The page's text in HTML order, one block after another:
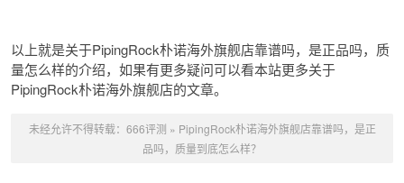
以上就是关于PipingRock朴诺海外旗舰店靠谱吗，是正品吗，质
量怎么样的介绍，如果有更多疑问可以看本站更多关于
PipingRock朴诺海外旗舰店的文章。
未经允许不得转载： 666评测 » PipingRock朴诺海外旗舰店靠谱吗，是正
品吗，质量到底怎么样？